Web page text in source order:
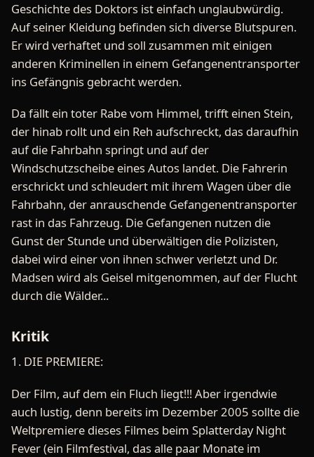
Geschichte des Doktors ist einfach unglaubwürdig.
Auf seiner Kleidung befinden sich diverse Blutspuren.
Er wird verhaftet und soll zusammen mit einigen
anderen Kriminellen in einem Gefangenentransporter
ins Gefängnis gebracht werden.
Da fällt ein toter Rabe vom Himmel, trifft einen Stein,
der hinab rollt und ein Reh aufschreckt, das daraufhin
auf die Fahrbahn springt und auf der
Windschutzscheibe eines Autos landet. Die Fahrerin
erschrickt und schleudert mit ihrem Wagen über die
Fahrbahn, der anrauschende Gefangenentransporter
rast in das Fahrzeug. Die Gefangenen nutzen die
Gunst der Stunde und überwältigen die Polizisten,
dabei wird einer von ihnen schwer verletzt und Dr.
Madsen wird als Geisel mitgenommen, auf der Flucht
durch die Wälder...
Kritik
1. DIE PREMIERE:
Der Film, auf dem ein Fluch liegt!!! Aber irgendwie
auch lustig, denn bereits im Dezember 2005 sollte die
Weltpremiere dieses Filmes beim Splatterday Night
Fever (ein Filmfestival, das alle paar Monate im